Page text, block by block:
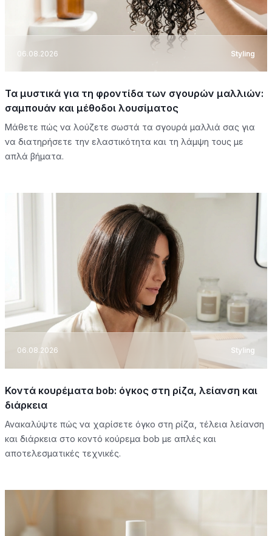
06.08.2026 Styling
Τα μυστικά για τη φροντίδα των σγουρών μαλλιών:
σαμπουάν και μέθοδοι λουσίματος
Μάθετε πώς να λούζετε σωστά τα σγουρά μαλλιά σας για
να διατηρήσετε την ελαστικότητα και τη λάμψη τους με
απλά βήματα.
06.08.2026 Styling
Κοντά κουρέματα bob: όγκος στη ρίζα, λείανση και
διάρκεια
Ανακαλύψτε πώς να χαρίσετε όγκο στη ρίζα, τέλεια λείανση
και διάρκεια στο κοντό κούρεμα bob με απλές και
αποτελεσματικές τεχνικές.